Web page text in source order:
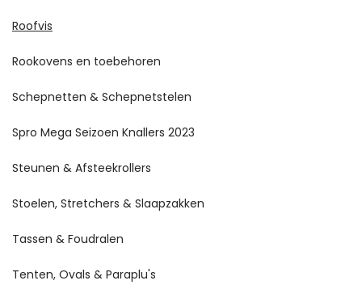
Roofvis
Rookovens en toebehoren
Schepnetten & Schepnetstelen
Spro Mega Seizoen Knallers 2023
Steunen & Afsteekrollers
Stoelen, Stretchers & Slaapzakken
Tassen & Foudralen
Tenten, Ovals & Paraplu's